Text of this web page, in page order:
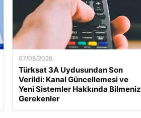
07/08/2026
Türksat 3A Uydusundan Son
Verildi: Kanal Güncellemesi ve
Yeni Sistemler Hakkında Bilmeniz
Gerekenler